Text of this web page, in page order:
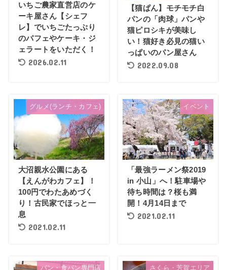
いちご農家直営店のケ
ーキ屋さん【シェフ
レ】でいちごたっぷり
のパフェやケーキ・ジ
ェラートをいただく！
2026.02.11
【猫ぱん】モチモチ白
パンの「肉球」パンや
猫ピロシキが美味し
い！猫好き必見の猫い
っぱいのパン屋さん
2022.09.08
グルメ(ランチ・カフェ)
大沼親水公園にある
【えんがわカフェ】！
100円でわたあめづく
り！古民家でほっと一
息
2021.02.11
イベント
「最強ラーメン祭2019
in 小山」へ！駐車場や
待ち時間は？桜も満
開！4月14日まで
2021.02.11
パン・食パン専門店 さくら・芳賀エリア